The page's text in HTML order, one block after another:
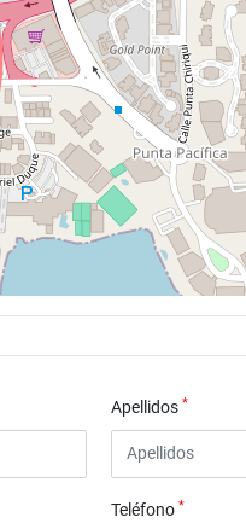
Apellidos *
Teléfono *